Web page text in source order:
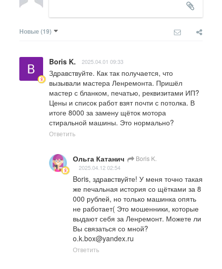
Новые (19)
Boris K. 2025.04.01 09:33
Здравствуйте. Как так получается, что
вызывали мастера Ленремонта. Пришёл
мастер с бланком, печатью, реквизитами ИП?
Цены и список работ взят почти с потолка. В
итоге 8000 за замену щёток мотора
стиральной машины. Это нормально?
Ответить
Ольга Катанич Boris K.
2025.04.12 02:54
Boris, здравствуйте! У меня точно такая
же печальная история со щётками за 8
000 рублей, но только машинка опять
не работает( Это мошенники, которые
выдают себя за Ленремонт. Можете ли
Вы связаться со мной?
o.k.box@yandex.ru
Ответить